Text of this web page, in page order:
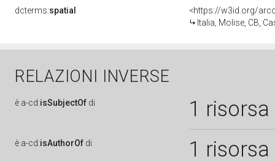
dcterms:spatial
<https://w3id.org/
Italia, Molise, CB,
RELAZIONI INVERSE
è a-cd:isSubjectOf di 1 risorsa
è a-cd:isAuthorOf di 1 risorsa